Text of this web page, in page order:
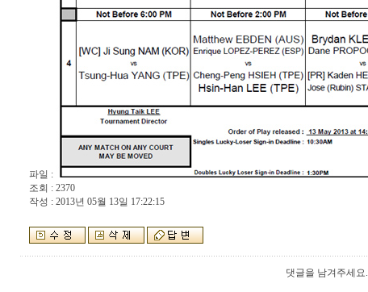
파일 :
조회 : 2370
작성 : 2013년 05월 13일 17:22:15
댓글을 남겨주세요.